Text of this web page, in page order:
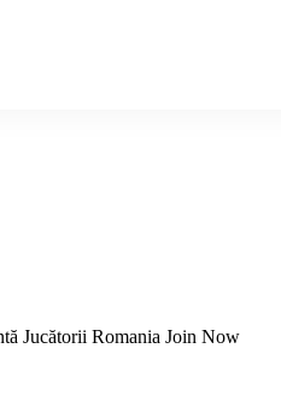
Jucătorii Romania Join Now